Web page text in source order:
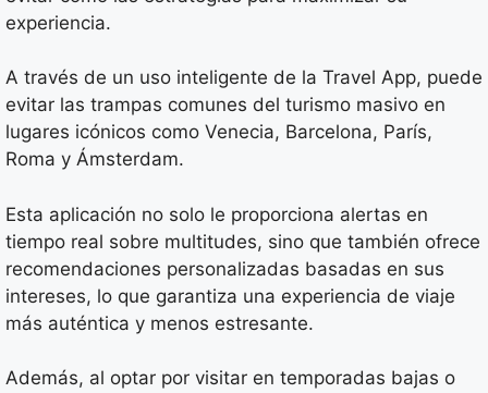
experiencia.
A través de un uso inteligente de la Travel App, puede
evitar las trampas comunes del turismo masivo en
lugares icónicos como Venecia, Barcelona, París,
Roma y Ámsterdam.
Esta aplicación no solo le proporciona alertas en
tiempo real sobre multitudes, sino que también ofrece
recomendaciones personalizadas basadas en sus
intereses, lo que garantiza una experiencia de viaje
más auténtica y menos estresante.
Además, al optar por visitar en temporadas bajas o